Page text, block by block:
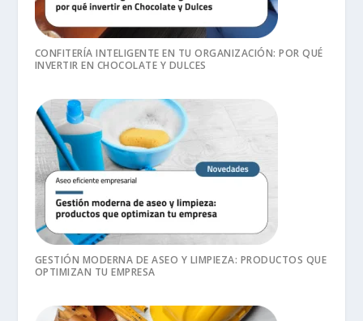
CONFITERÍA INTELIGENTE EN TU ORGANIZACIÓN: POR QUÉ
INVERTIR EN CHOCOLATE Y DULCES
GESTIÓN MODERNA DE ASEO Y LIMPIEZA: PRODUCTOS QUE
OPTIMIZAN TU EMPRESA